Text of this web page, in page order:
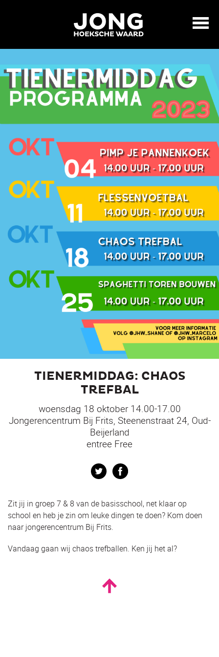
TIENERMIDDAG: CHAOS
TREFBAL
woensdag 18 oktober 14.00-17.00
Jongerencentrum Bij Frits, Steenenstraat 24, Oud-
Beijerland
entree Free
Twitter
Zit jij in groep 7 & 8 van de basisschool, net klaar op
school en heb je zin om leuke dingen te doen? Kom doen
naar jongerencentrum Bij Frits.
Vandaag gaan wij chaos trefballen. Ken jij het al?